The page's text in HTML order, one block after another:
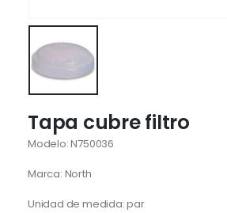
Tapa cubre filtro
Modelo: N750036
Marca: North
Unidad de medida: par